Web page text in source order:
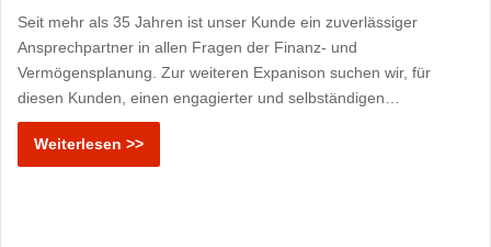
Seit mehr als 35 Jahren ist unser Kunde ein zuverlässiger
Ansprechpartner in allen Fragen der Finanz- und
Vermögensplanung. Zur weiteren Expanison suchen wir, für
diesen Kunden, einen engagierter und selbständigen…
Weiterlesen >>